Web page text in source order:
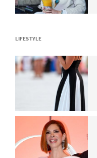
LIFESTYLE